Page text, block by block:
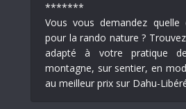
*******
Vous vous demandez quelle
pour la rando nature ?
adapté à votre pratique
montagne, sur sentier, en
au meilleur prix sur Dahu-